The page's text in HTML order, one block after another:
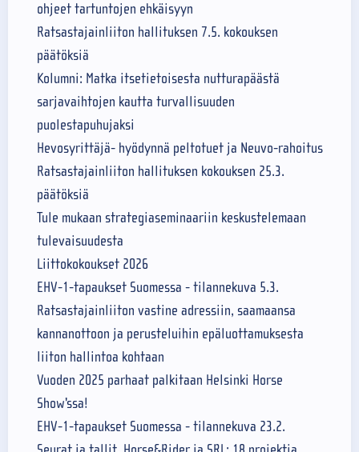
ohjeet tartuntojen ehkäisyyn
Ratsastajainliiton hallituksen 7.5. kokouksen
päätöksiä
Kolumni: Matka itsetietoisesta nutturapäästä
sarjavaihtojen kautta turvallisuuden
puolestapuhujaksi
Hevosyrittäjä- hyödynnä peltotuet ja Neuvo-rahoitus
Ratsastajainliiton hallituksen kokouksen 25.3.
päätöksiä
Tule mukaan strategiaseminaariin keskustelemaan
tulevaisuudesta
Liittokokoukset 2026
EHV-1-tapaukset Suomessa - tilannekuva 5.3.
Ratsastajainliiton vastine adressiin, saamaansa
kannanottoon ja perusteluihin epäluottamuksesta
liiton hallintoa kohtaan
Vuoden 2025 parhaat palkitaan Helsinki Horse
Show'ssa!
EHV-1-tapaukset Suomessa - tilannekuva 23.2.